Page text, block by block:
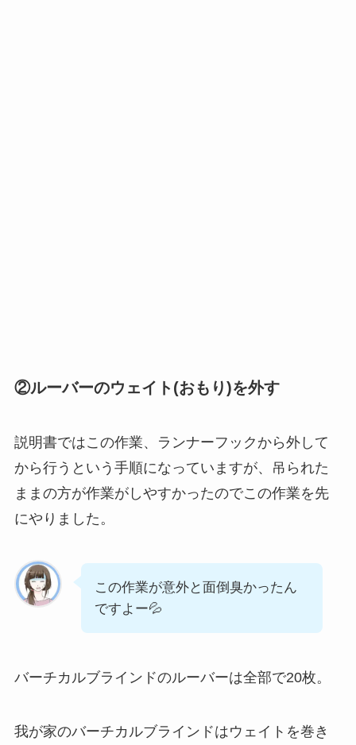
②ルーバーのウェイト(おもり)を外す
説明書ではこの作業、ランナーフックから外して
から行うという手順になっていますが、吊られた
ままの方が作業がしやすかったのでこの作業を先
にやりました。
この作業が意外と面倒臭かったん
ですよー💦
バーチカルブラインドのルーバーは全部で20枚。
我が家のバーチカルブラインドはウェイトを巻き